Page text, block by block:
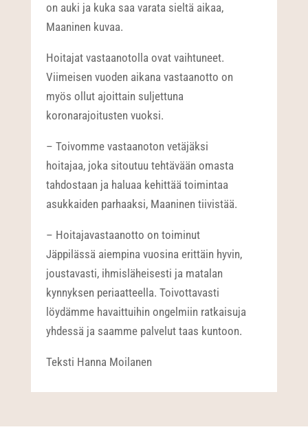
on auki ja kuka saa varata sieltä aikaa,
Maaninen kuvaa.
Hoitajat vastaanotolla ovat vaihtuneet.
Viimeisen vuoden aikana vastaanotto on
myös ollut ajoittain suljettuna
koronarajoitusten vuoksi.
– Toivomme vastaanoton vetäjäksi
hoitajaa, joka sitoutuu tehtävään omasta
tahdostaan ja haluaa kehittää toimintaa
asukkaiden parhaaksi, Maaninen tiivistää.
– Hoitajavastaanotto on toiminut
Jäppilässä aiempina vuosina erittäin hyvin,
joustavasti, ihmisläheisesti ja matalan
kynnyksen periaatteella. Toivottavasti
löydämme havaittuihin ongelmiin ratkaisuja
yhdessä ja saamme palvelut taas kuntoon.
Teksti Hanna Moilanen